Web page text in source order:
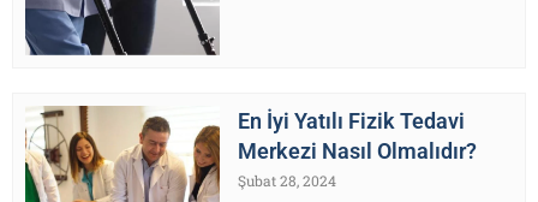
En İyi Yatılı Fizik Tedavi
Merkezi Nasıl Olmalıdır?
Şubat 28, 2024